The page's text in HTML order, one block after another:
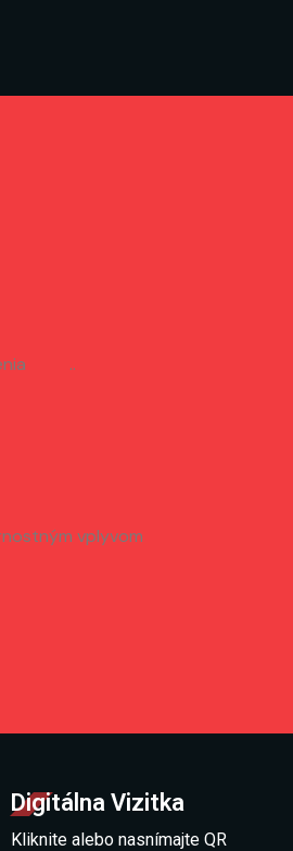
..
vplyvom
Digitálna Vizitka
Kliknite alebo nasnímajte QR